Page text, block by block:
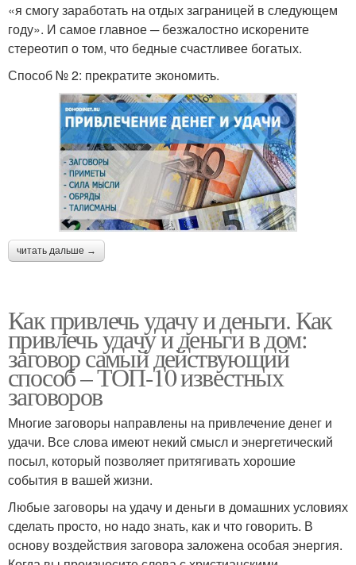
«я смогу заработать на отдых заграницей в следующем
году». И самое главное ─ безжалостно искорените
стереотип о том, что бедные счастливее богатых.
Способ № 2: прекратите экономить.
читать дальше →
Как привлечь удачу и деньги. Как
привлечь удачу и деньги в дом:
заговор самый действующий
способ – ТОП-10 известных
заговоров
Многие заговоры направлены на привлечение денег и
удачи. Все слова имеют некий смысл и энергетический
посыл, который позволяет притягивать хорошие
события в вашей жизни.
Любые заговоры на удачу и деньги в домашних условиях
сделать просто, но надо знать, как и что говорить. В
основу воздействия заговора заложена особая энергия.